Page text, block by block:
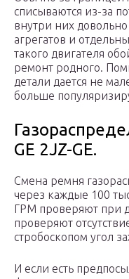
списываются из-за
внутри них
агрегатов и
такого двигателя
ремонт родного.
детали дается не
больше
GE 2JZ-GE.
Смена ремня
через каждые 100
ГРМ проверяют при
проверяют
стробоскопом угол
И если есть